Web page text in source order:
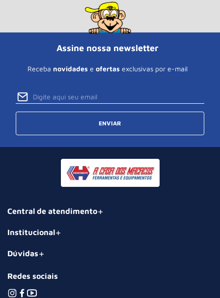
Assine nossa newsletter
Receba novidades e ofertas exclusivas por e-mail
ENVIAR
Central de atendimento
Institucional
Dúvidas
Redes sociais